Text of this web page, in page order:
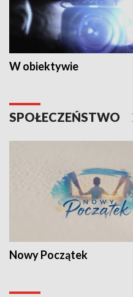
W obiektywie
SPOŁECZEŃSTWO
Nowy Początek